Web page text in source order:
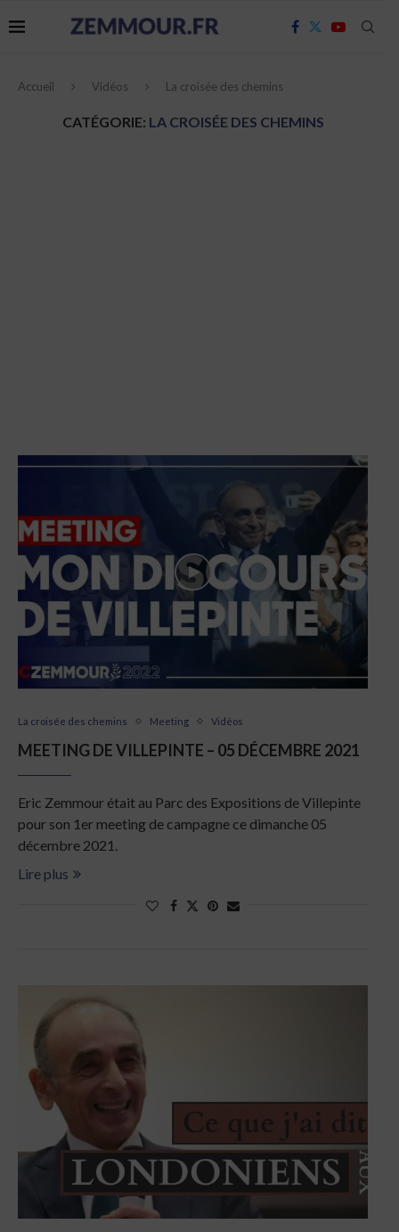
Accueil Vidéos La croisée des chemins
CATÉGORIE: LA CROISÉE DES CHEMINS
La croisée des chemins Meeting Vidéos
MEETING DE VILLEPINTE – 05 DÉCEMBRE 2021
Eric Zemmour était au Parc des Expositions de Villepinte
pour son 1er meeting de campagne ce dimanche 05
décembre 2021.
Lire plus